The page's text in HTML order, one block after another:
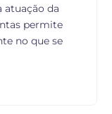
atuação da
permite
no que se